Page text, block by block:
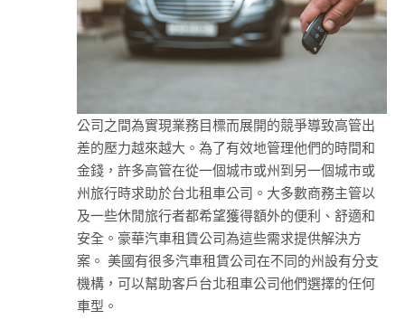
公司之間為實現業務目標而展開的競爭導致高管出
差的壓力越來越大。為了有效地管理他們的時間和
金錢，許多高管在從一個城市或州到另一個城市或
州旅行時求助於台北租車公司。大多數商務主管以
及一些休閒旅行者都希望獲得額外的便利、舒適和
安全。豪華汽車租賃公司為這些需求提供解決方
案。 美國有很多汽車租賃公司在不同的州設有分支
機構，可以幫助客戶台北租車公司他們選擇的任何
車型。